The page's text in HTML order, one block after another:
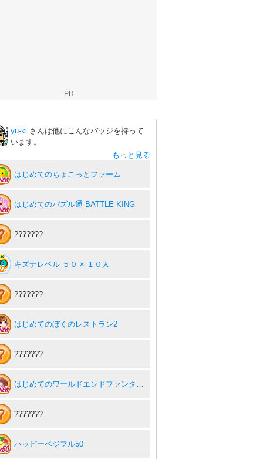
PR
yu-ki さんは他にこんなバッジを持って
います。
もっと見る
はじめてのちょこっとファーム
はじめてのパズル通 BATTLE KING
???????
キズナレベル ５０ × １０人
???????
はじめてのぼくのレストラン2
???????
はじめてのワールドエンドファンタジー
???????
ハッピーベジフル50